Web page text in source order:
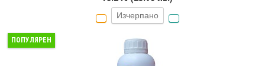
Изчерпано
ПОПУЛЯРЕН